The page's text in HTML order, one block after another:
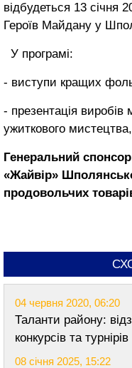
відбудеться 13 січня
Героїв Майдану у
У програмі:
- виступи кращих
- презентація виробів
ужиткового
Генеральний
«Жайвір»
продовольчих
04 червня 2020, 06:20
Таланти району:
конкурсів та турнірів
08 січня 2025, 15:22